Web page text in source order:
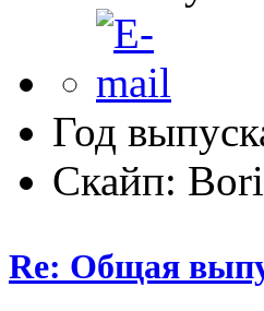
Год
Скайп:
Re: Общая